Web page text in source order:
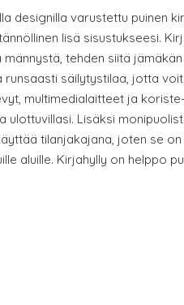
designilla varustettu puinen
lisä sisustukseesi.
tehden siitä
runsaasti säilytystilaa, jotta
multimedialaitteet ja
ulottuvillasi. Lisäksi
tilanjakajana, joten se on
aluille. Kirjahylly on helppo